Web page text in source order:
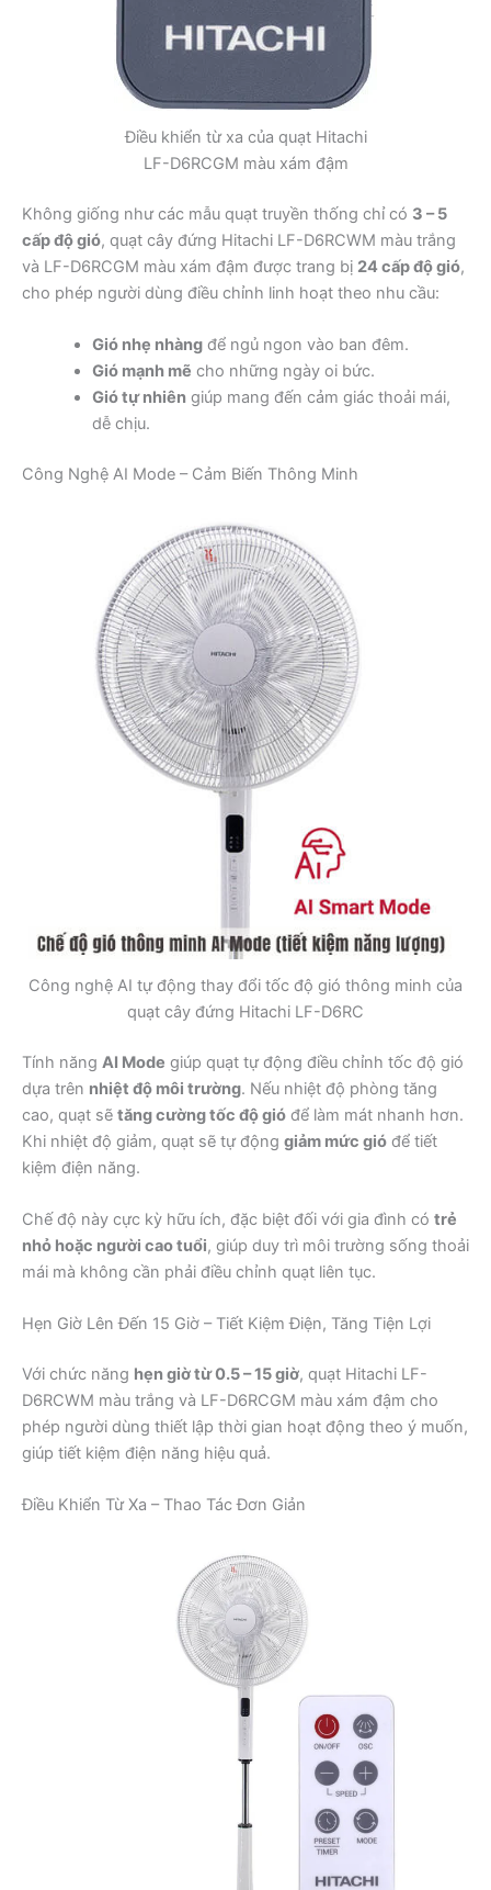
Điều khiển từ xa của quạt Hitachi
LF-D6RCGM màu xám đậm
Không giống như các mẫu quạt truyền thống chỉ có 3 – 5
cấp độ gió, quạt cây đứng Hitachi LF-D6RCWM màu trắng
và LF-D6RCGM màu xám đậm được trang bị 24 cấp độ gió,
cho phép người dùng điều chỉnh linh hoạt theo nhu cầu:
Gió nhẹ nhàngđể ngủ ngon vào ban đêm.
Gió mạnh mẽ cho những ngày oi bức.
Gió tự nhiêngiúp mang đến cảm giác thoải mái,
dễ chịu.
Công Nghệ AI Mode – Cảm Biến Thông Minh
Công nghệ AI tự động thay đổi tốc độ gió thông minh của
quạt cây đứng Hitachi LF-D6RC
Tính năng AI Mode giúp quạt tự động điều chỉnh tốc độ gió
dựa trên nhiệt độ môi trường. Nếu nhiệt độ phòng tăng
cao, quạt sẽ tăng cường tốc độ gió để làm mát nhanh hơn.
Khi nhiệt độ giảm, quạt sẽ tự động giảm mức gió để tiết
kiệm điện năng.
Chế độ này cực kỳ hữu ích, đặc biệt đối với gia đình có trẻ
nhỏ hoặc người cao tuổi, giúp duy trì môi trường sống thoải
mái mà không cần phải điều chỉnh quạt liên tục.
Hẹn Giờ Lên Đến 15 Giờ – Tiết Kiệm Điện, Tăng Tiện Lợi
Với chức năng hẹn giờ từ 0.5 – 15 giờ, quạt Hitachi LF-
D6RCWM màu trắng và LF-D6RCGM màu xám đậm cho
phép người dùng thiết lập thời gian hoạt động theo ý muốn,
giúp tiết kiệm điện năng hiệu quả.
Điều Khiển Từ Xa – Thao Tác Đơn Giản